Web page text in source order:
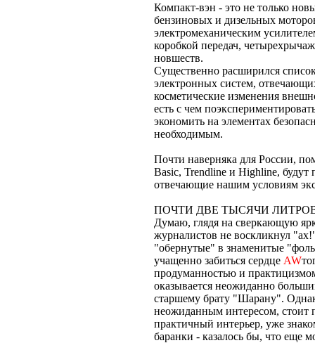
Компакт-вэн - это не только
бензиновых и дизельных
электромеханическим
коробкой передач,
новшеств.
Существенно расширился
электронных систем,
косметические изменения
есть с чем
экономить на элементах
необходимым.
Почти наверняка для России,
Basic, Trendline и Highline,
отвечающие нашим условиям
ПОЧТИ ДВЕ ТЫСЯЧИ
Думаю, глядя на сверкающую
журналистов не воскликнул
"обернутые" в знаменитые
учащенно забиться сердце AW
продуманностью и
оказывается неожиданно
старшему брату "Шарану".
неожиданным интересом, стоит
практичный интерьер, уже
баранки - казалось бы, что еще